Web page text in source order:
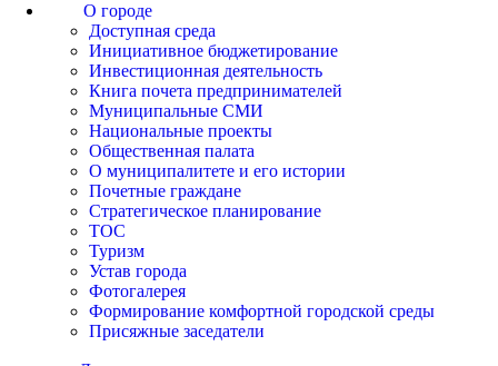
О городе
Доступная среда
Инициативное бюджетирование
Инвестиционная деятельность
Книга почета предпринимателей
Муниципальные СМИ
Национальные проекты
Общественная палата
О муниципалитете и его истории
Почетные граждане
Стратегическое планирование
ТОС
Туризм
Устав города
Фотогалерея
Формирование комфортной городской среды
Присяжные заседатели